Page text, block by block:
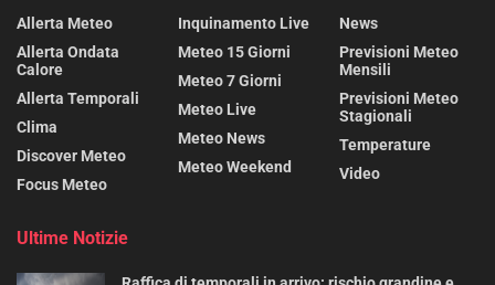
Allerta Meteo
Allerta Ondata
Calore
Allerta Temporali
Clima
Discover Meteo
Focus Meteo
Inquinamento Live
Meteo 15 Giorni
Meteo 7 Giorni
Meteo Live
Meteo News
Meteo Weekend
News
Previsioni Meteo
Mensili
Previsioni Meteo
Stagionali
Temperature
Video
Ultime Notizie